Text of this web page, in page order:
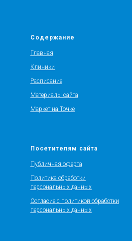
Содержание
Главная
Клиники
Расписание
Материалы сайта
Маркет на Точке
Посетителям сайта
Публичная оферта
Политика обработки
персональных данных
Согласие с политикой обработки
персональных данных